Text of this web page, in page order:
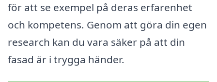
för att se exempel på deras erfarenhet
och kompetens. Genom att göra din egen
research kan du vara säker på att din
fasad är i trygga händer.